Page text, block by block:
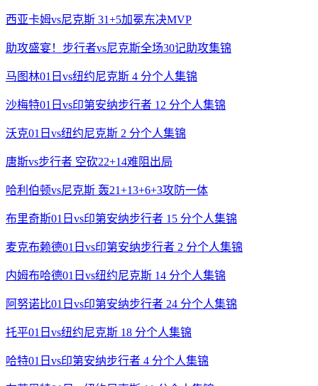
西亚卡姆vs尼克斯 31+5加冕东决MVP
助攻盛宴！步行者vs尼克斯全场30记助攻集锦
马图林01日vs纽约尼克斯 4 分个人集锦
沙梅特01日vs印第安纳步行者 12 分个人集锦
沃克01日vs纽约尼克斯 2 分个人集锦
唐斯vs步行者 空砍22+14难阻出局
哈利伯顿vs尼克斯 轰21+13+6+3攻防一体
布里奇斯01日vs印第安纳步行者 15 分个人集锦
麦克布赖德01日vs印第安纳步行者 2 分个人集锦
内姆布哈德01日vs纽约尼克斯 14 分个人集锦
阿努诺比01日vs印第安纳步行者 24 分个人集锦
托平01日vs纽约尼克斯 18 分个人集锦
哈特01日vs印第安纳步行者 4 分个人集锦